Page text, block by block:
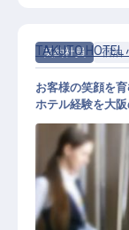
契約社員 宿泊
TAKUTO HOTEL
お客様の笑顔を
ホテル経験を大阪